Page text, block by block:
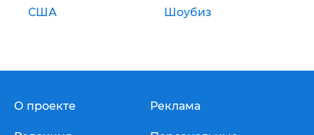
США Шоубиз
О проекте Реклама